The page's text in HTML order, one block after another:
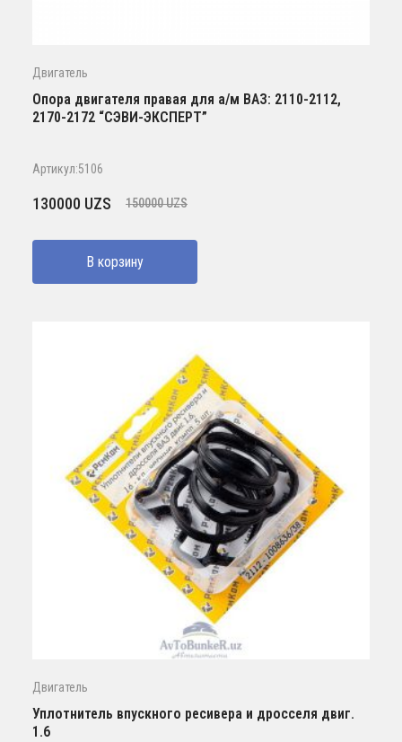
Двигатель
Опора двигателя правая для а/м ВАЗ: 2110-2112,
2170-2172 “СЭВИ-ЭКСПЕРТ”
Артикул:5106
150000UZS
Первоначальная
составляла
150000 UZS.
130000 UZS
Текущая
130000 UZS.
В корзину
Двигатель
Уплотнитель впускного ресивера и дросселя двиг.
1.6